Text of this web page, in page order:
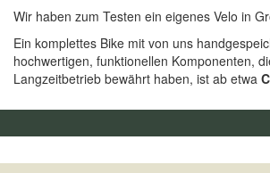
Wir haben zum Testen ein eigenes Velo in
Ein komplettes Bike mit von uns
hochwertigen, funktionellen Komponenten,
Langzeitbetrieb bewährt haben, ist ab etwa